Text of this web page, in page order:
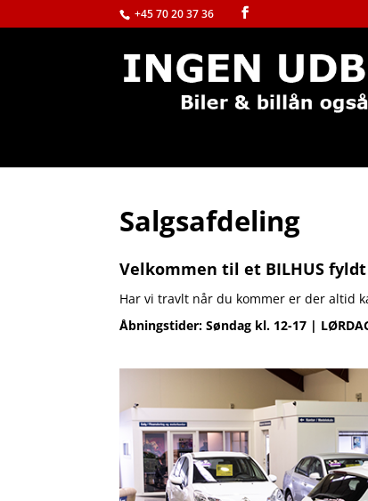
+45 70 20 37 36
Salgsafdeling
Velkommen til et BILHUS
Har vi travlt når du kommer er der altid
Åbningstider: Søndag kl. 12-17 |